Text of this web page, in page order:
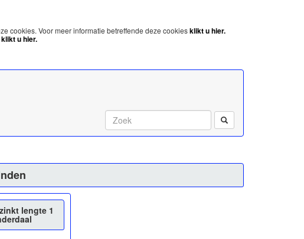
cookies. Voor meer informatie betreffende deze cookiesklikt u hier.
klikt u hier.
lengte 1